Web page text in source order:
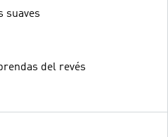
suaves
del revés